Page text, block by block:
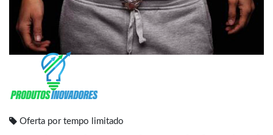
Oferta por tempo limitado